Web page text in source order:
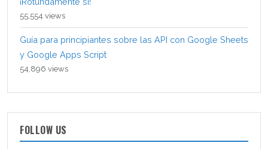
55,554 views
Guía para principiantes sobre las API con Google Sheets
y Google Apps Script
54,896 views
FOLLOW US